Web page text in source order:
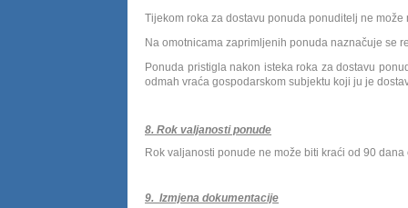
Tijekom roka za dostavu ponuda ponuditelj ne
Na omotnicama zaprimljenih ponuda naznačuje se
Ponuda pristigla nakon isteka roka za dostavu
odmah vraća gospodarskom subjektu koji ju je
8. Rok valjanosti ponude
Rok valjanosti ponude ne može biti kraći od 90
9. Izmjena dokumentacije